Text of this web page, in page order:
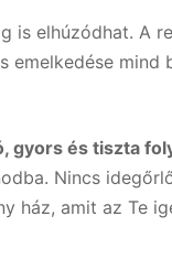
is elhúzódhat. A
emelkedése mind
gyors és tiszta
Nincs
ház, amit az Te